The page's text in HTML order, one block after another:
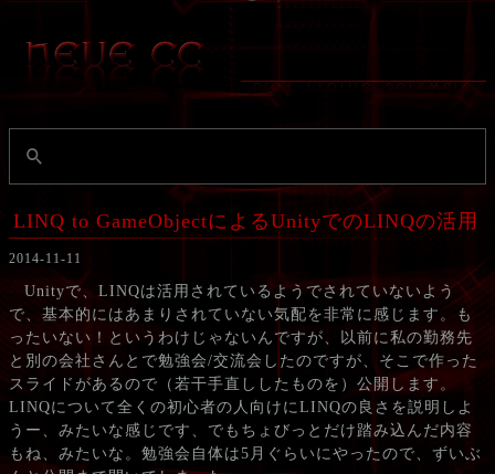
LINQ to GameObjectによるUnityでのLINQの活用
2014-11-11
Unityで、LINQは活用されているようでされていないよう
で、基本的にはあまりされていない気配を非常に感じます。も
ったいない！というわけじゃないんですが、以前に私の勤務先
と別の会社さんとで勉強会/交流会したのですが、そこで作った
スライドがあるので（若干手直ししたものを）公開します。
LINQについて全くの初心者の人向けにLINQの良さを説明しよ
うー、みたいな感じです、でもちょびっとだけ踏み込んだ内容
もね、みたいな。勉強会自体は5月ぐらいにやったので、ずいぶ